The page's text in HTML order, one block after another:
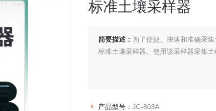
标准土壤采样器
简要描述： 为了便捷、快速和准确采
标准土壤采样器。使用该采样器采集
产品型号： JC-803A